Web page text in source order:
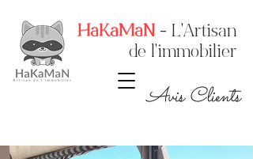
HaKaMaN - L'Artisan
de l'immobilier
Avis Clients